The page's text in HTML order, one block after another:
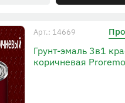
Арт.: 14669
Грунт-эмаль 3в1
коричневая